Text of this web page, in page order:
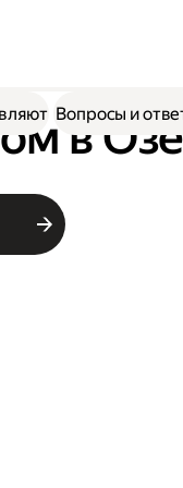
в
Вопросы и